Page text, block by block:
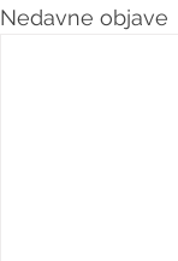
Nedavne objave